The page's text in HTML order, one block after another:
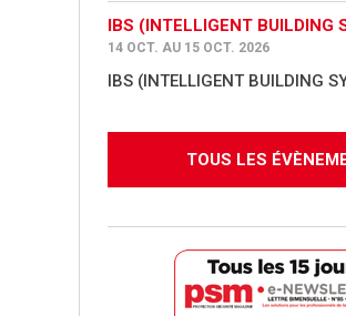
IBS (INTELLIGENT BUILDING
14 OCT. AU 15 OCT. 2026
IBS (INTELLIGENT BUILDING
TOUS LES